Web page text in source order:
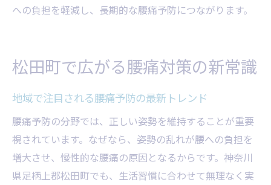
への負担を軽減し、長期的な腰痛予防につながります。
松田町で広がる腰痛対策の新常識
地域で注目される腰痛予防の最新トレンド
腰痛予防の分野では、正しい姿勢を維持することが重要
視されています。なぜなら、姿勢の乱れが腰への負担を
増大させ、慢性的な腰痛の原因となるからです。神奈川
県足柄上郡松田町でも、生活習慣に合わせて無理なく実